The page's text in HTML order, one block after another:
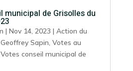
municipal de Grisolles du
| Nov 14, 2023 | Action du
Geoffrey Sapin, Votes au
Votes conseil municipal de